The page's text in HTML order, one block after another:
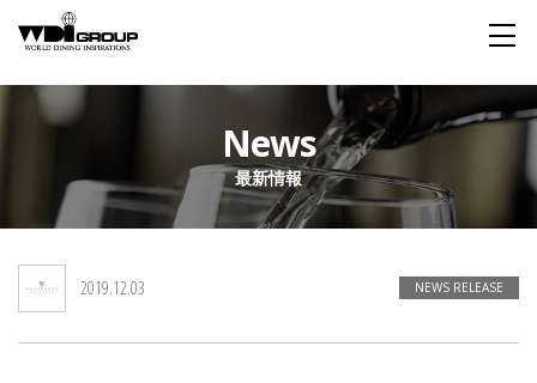
About WDI
WDI STANDARD
私たちが大切にするもの 舞台は世界
Social Responsibility Sustainability
News
最新情報
2019.12.03 NEWS RELEASE